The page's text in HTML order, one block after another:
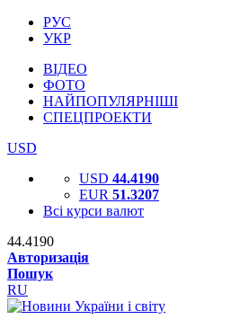
РУС
УКР
ВІДЕО
ФОТО
НАЙПОПУЛЯРНІШІ
СПЕЦПРОЕКТИ
USD
USD 44.4190
EUR 51.3207
Всі курси валют
44.4190
Авторизація
Пошук
RU